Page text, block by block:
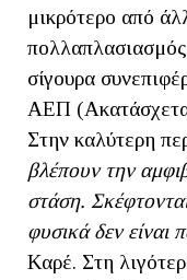
μικρότερο από
σίγουρα
ΑΕΠ
Στην καλύτερη
βλέπουν την
στάση.
φυσικά δεν είναι
Καρέ. Στη